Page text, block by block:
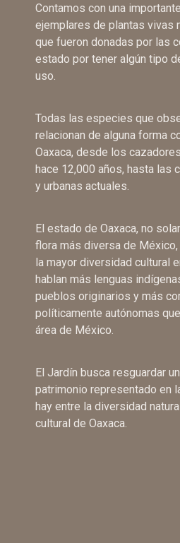
Contamos con una
ejemplares de plantas vivas
que fueron donadas por las
estado por tener algún tipo
uso.
Todas las especies que
relacionan de alguna forma
Oaxaca, desde los
hace 12,000 años, hasta las
y urbanas actuales.
El estado de Oaxaca, no
flora más diversa de
la mayor diversidad cultural
hablan más lenguas
pueblos originarios y más
políticamente autónomas
área de México.
El Jardín busca resguardar
patrimonio representado en
hay entre la diversidad
cultural de Oaxaca.